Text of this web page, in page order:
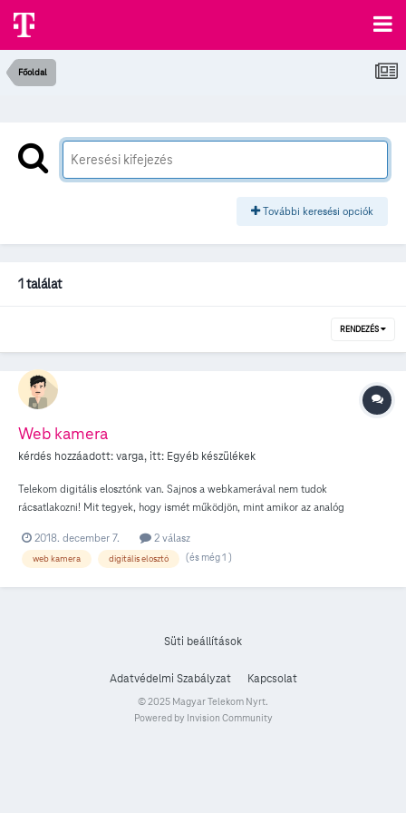
Főoldal
További keresési opciók
1 találat
RENDEZÉS
Web kamera
kérdés hozzáadott:varga, itt: Egyéb készülékek
Telekom digitális elosztónk van. Sajnos a webkamerával nem tudok
rácsatlakozni! Mit tegyek, hogy ismét működjön, mint amikor az analóg
2018. december 7.
2 válasz
web kamera digitális elosztó (és még 1 )
Süti beállítások
Adatvédelmi Szabályzat Kapcsolat
© 2025 Magyar Telekom Nyrt.
Powered by Invision Community